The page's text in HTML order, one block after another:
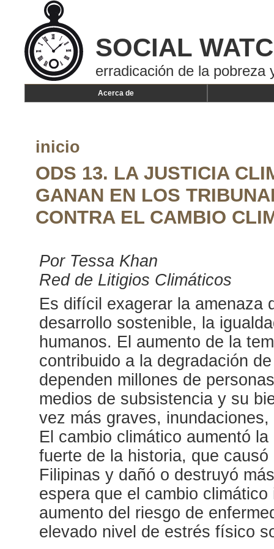
SOCIAL
erradicación de la pobreza
Acerca de
inicio
ODS 13. LA JUSTICIA
GANAN EN LOS
CONTRA EL CAMBIO
Por Tessa Khan
Red de Litigios Climáticos
Es difícil exagerar la amenaza
desarrollo sostenible, la
humanos. El aumento de la
contribuido a la degradación
dependen millones de
medios de subsistencia y su
vez más graves,
El cambio climático aumentó
fuerte de la historia, que
Filipinas y dañó o destruyó
espera que el cambio
aumento del riesgo de
elevado nivel de estrés físico